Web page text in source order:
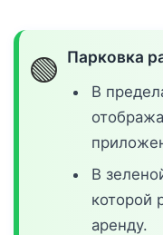
🟢 Парковка
В
В
которой
аренду.